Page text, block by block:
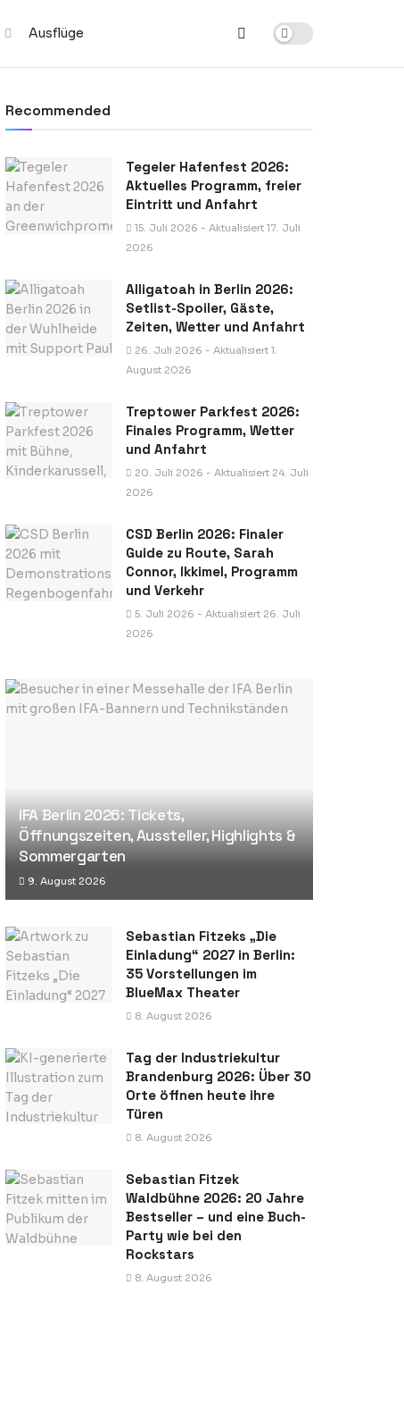
Ausflüge
Recommended
Tegeler Hafenfest 2026:
Aktuelles Programm, freier
Eintritt und Anfahrt
15. Juli 2026 - Aktualisiert 17. Juli
2026
Alligatoah in Berlin 2026:
Setlist-Spoiler, Gäste,
Zeiten, Wetter und Anfahrt
26. Juli 2026 - Aktualisiert 1.
August 2026
Treptower Parkfest 2026:
Finales Programm, Wetter
und Anfahrt
20. Juli 2026 - Aktualisiert 24. Juli
2026
CSD Berlin 2026: Finaler
Guide zu Route, Sarah
Connor, Ikkimel, Programm
und Verkehr
5. Juli 2026 - Aktualisiert 26. Juli
2026
IFA Berlin 2026: Tickets,
Öffnungszeiten, Aussteller, Highlights &
Sommergarten
9. August 2026
Sebastian Fitzeks „Die
Einladung“ 2027 in Berlin:
35 Vorstellungen im
BlueMax Theater
8. August 2026
Tag der Industriekultur
Brandenburg 2026: Über 30
Orte öffnen heute ihre
Türen
8. August 2026
Sebastian Fitzek
Waldbühne 2026: 20 Jahre
Bestseller – und eine Buch-
Party wie bei den
Rockstars
8. August 2026